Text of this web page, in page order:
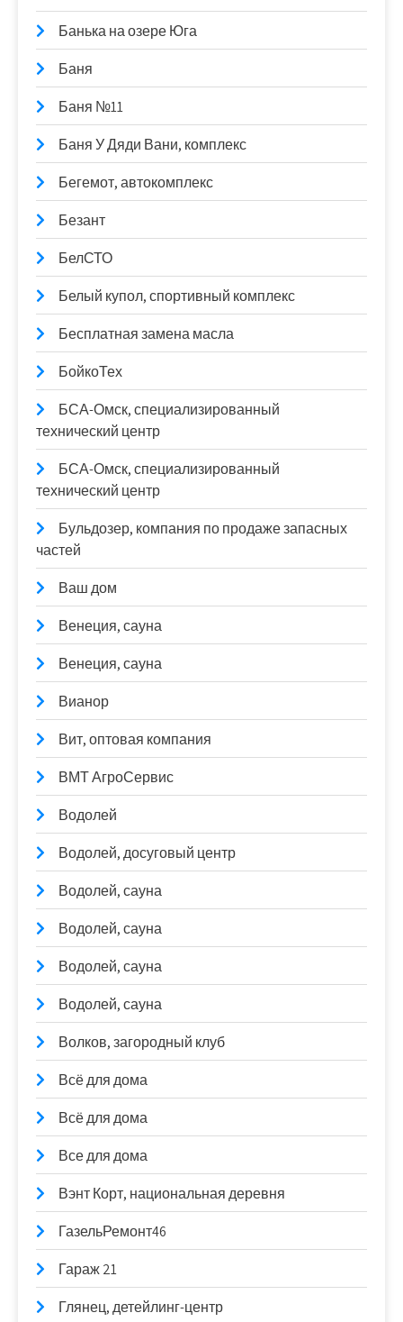
Банька на озере Юга
Баня
Баня №11
Баня У Дяди Вани, комплекс
Бегемот, автокомплекс
Безант
БелСТО
Белый купол, спортивный комплекс
Бесплатная замена масла
БойкоТех
БСА-Омск, специализированный
технический центр
БСА-Омск, специализированный
технический центр
Бульдозер, компания по продаже запасных
частей
Ваш дом
Венеция, сауна
Венеция, сауна
Вианор
Вит, оптовая компания
ВМТ АгроСервис
Водолей
Водолей, досуговый центр
Водолей, сауна
Водолей, сауна
Водолей, сауна
Водолей, сауна
Волков, загородный клуб
Всё для дома
Всё для дома
Все для дома
Вэнт Корт, национальная деревня
ГазельРемонт46
Гараж 21
Глянец, детейлинг-центр